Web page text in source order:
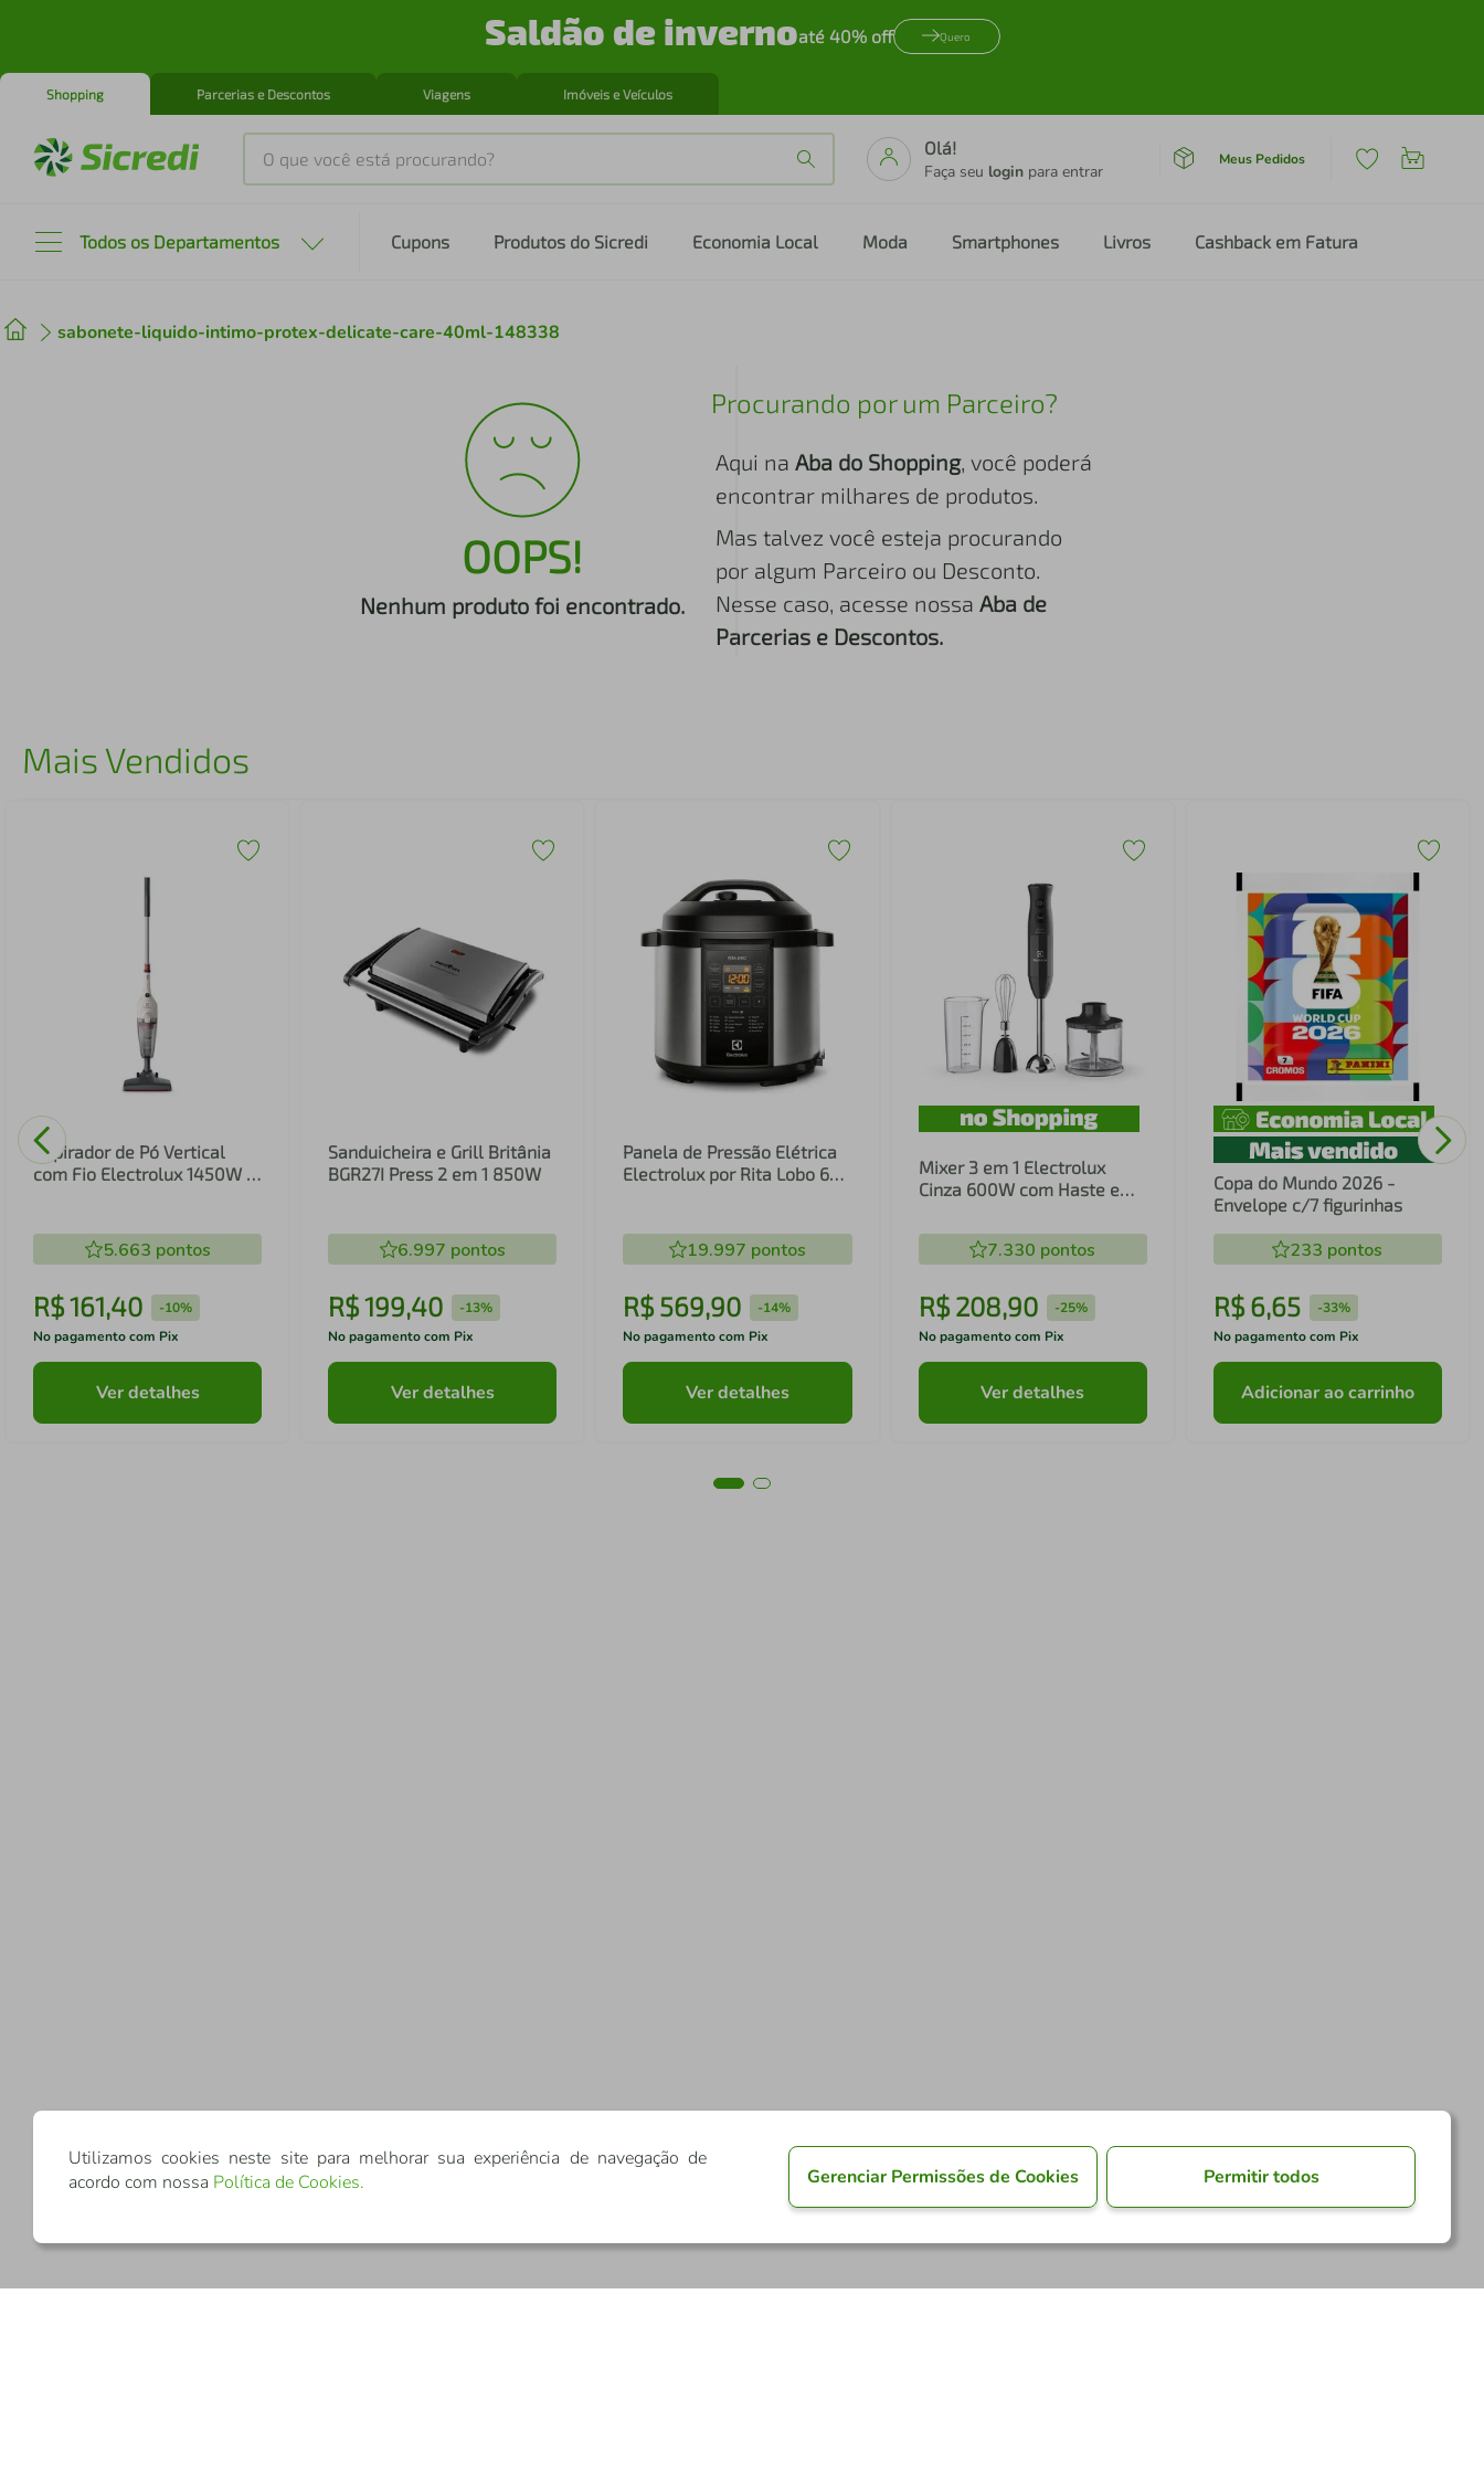
Saldão de invernoaté 40% off Quero
Shopping Parcerias e Descontos Viagens Imóveis e Veículos
O que você está procurando?
Olá!
Faça seu login para entrar
Meus Pedidos
Todos os Departamentos Cupons Produtos do Sicredi Economia Local Moda Smartphones Livros Cashback em Fatura
sabonete-liquido-intimo-protex-delicate-care-40ml-148338
OOPS!
Nenhum produto foi encontrado.
Procurando por um Parceiro?
Aqui na Aba do Shopping, você poderá
encontrar milhares de produtos.
Mas talvez você esteja procurando
por algum Parceiro ou Desconto.
Nesse caso, acesse nossa Aba de
Parcerias e Descontos.
Mais Vendidos
Aspirador de Pó Vertical
com Fio Electrolux 1450W 2
5.663 pontos
R$161,40 -10%
No pagamento com Pix
Ver detalhes
Sanduicheira e Grill Britânia
BGR27I Press 2 em 1 850W
6.997 pontos
R$199,40 -13%
No pagamento com Pix
Ver detalhes
Panela de Pressão Elétrica
Electrolux por Rita Lobo 6L
19.997 pontos
R$569,90 -14%
No pagamento com Pix
Ver detalhes
Mixer 3 em 1 Electrolux
Cinza 600W com Haste em
(EIB20)
7.330 pontos
R$ 208,90 -25%
No pagamento com Pix
Ver detalhes
Copa do Mundo 2026 -
Envelope c/7 figurinhas
233 pontos
R$ 6,65 -33%
No pagamento com Pix
Adicionar ao carrinho
Utilizamos cookies neste site para melhorar sua experiência de navegação de
acordo com nossa Política de Cookies. Gerenciar Permissões de Cookies Permitir todos
2º cafeteira